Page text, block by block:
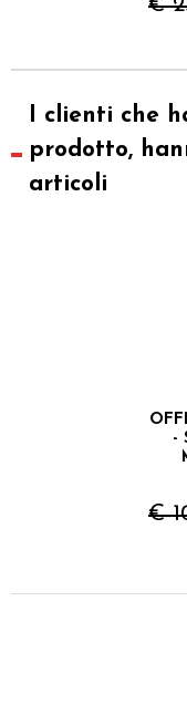
€
I clienti che
prodotto,
articoli
-
€